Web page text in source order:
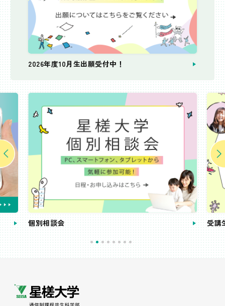
2026年度10月生出願受付中！
個別相談会 受講